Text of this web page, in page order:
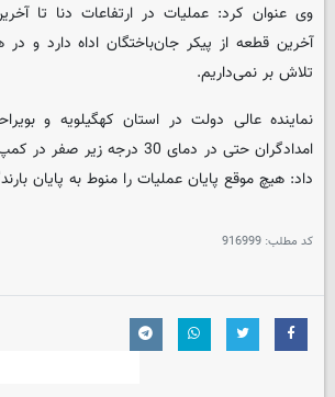
وی عنوان کرد: عملیات در ارتفاعات دنا تا
آخرین قطعه از پیکر جان‌باختگان اداه دارد و
تلاش بر نمی‌داریم.
نماینده عالی دولت در استان کهگیلویه و
امدادگران حتی در دمای 30 درجه
داد: هیچ موقع پایان عملیات را منوط به پایان
کد مطلب: 916999